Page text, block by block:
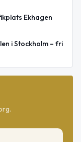
Ekhagen
i Stockholm – fri